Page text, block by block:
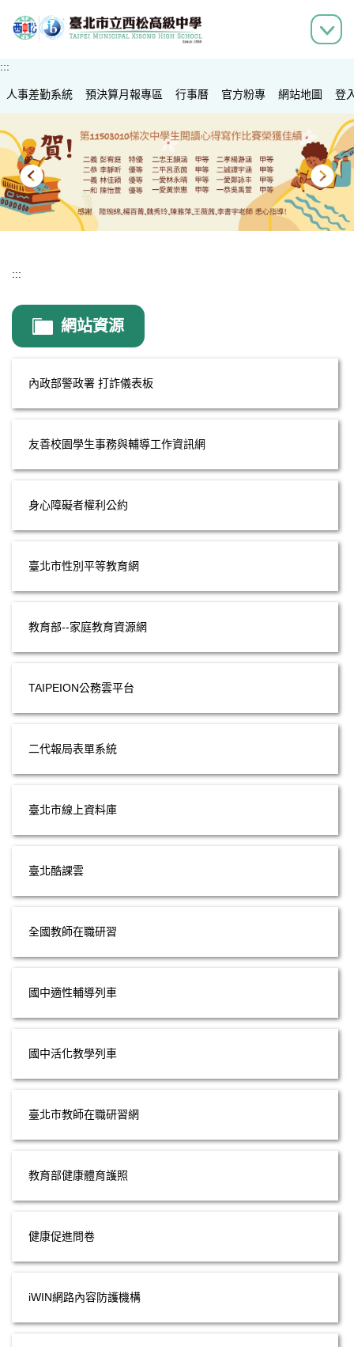
到
容
區
:::
人事差勤系統 預決算月報專區 行事曆 官方粉專 網站地圖 登
:::
網站資源
內政部警政署 打詐儀表板
友善校園學生事務與輔導工作資訊網
身心障礙者權利公約
臺北市性別平等教育網
教育部--家庭教育資源網
TAIPEION公務雲平台
二代報局表單系統
臺北市線上資料庫
臺北酷課雲
全國教師在職研習
國中適性輔導列車
國中活化教學列車
臺北市教師在職研習網
教育部健康體育護照
健康促進問卷
iWIN網路內容防護機構